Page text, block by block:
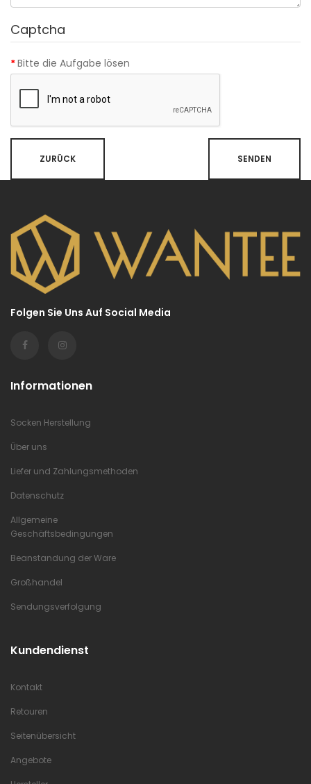
Captcha
Bitte die Aufgabe lösen
ZURÜCK
Folgen Sie Uns Auf Social Media
Informationen
Socken Herstellung
Über uns
Liefer und Zahlungsmethoden
Datenschutz
Allgemeine
Geschäftsbedingungen
Beanstandung der Ware
Großhandel
Sendungsverfolgung
Kundendienst
Kontakt
Retouren
Seitenübersicht
Angebote